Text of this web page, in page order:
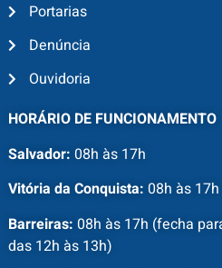
Portarias
Denúncia
Ouvidoria
HORÁRIO DE FUNCIONAMENTO
Salvador: 08h às 17h
Vitória da Conquista: 08h às 17h
Barreiras: 08h às 17h (fecha
das 12h às 13h)